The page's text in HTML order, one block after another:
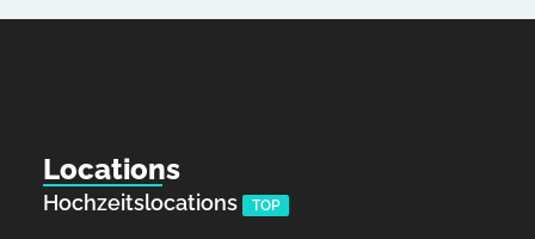
Locations
Hochzeitslocations TOP